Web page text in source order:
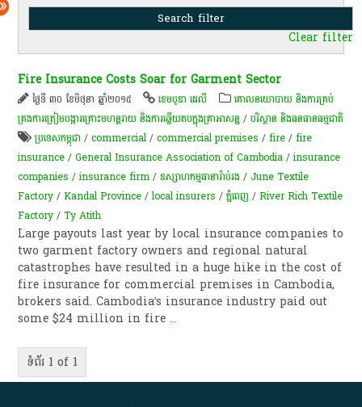
Clear filter
Fire Insurance Costs Soar for Garment Sector
ថ្ងៃទី ៣០ ខែមិថុនា ឆ្នាំ២០១៥ ខេមបូឌា ដេលី
គោលនយោបាយ និងការគ្រប់
គ្រងការត្រៀមបង្ការគ្រោះមហន្តរាយ និងការឆ្លើយតបក្នុងគ្រាអាសន្ន/បរិស្ថាន និងធនធានធម្មជាតិ
ប្រទេសកម្ពុជា /commercial /commercial premises /fire /fire
insurance /General Insurance Association of Cambodia /insurance
companies /insurance firm /ឧស្សាហកម្ម​ធានារ៉ាប់រង /June Textile
Factory /Kandal Province /local insurers /ភ្នំពេញ /River Rich Textile
Factory /Ty Atith
Large payouts last year by local insurance companies to
two garment factory owners and regional natural
catastrophes have resulted in a huge hike in the cost of
fire insurance for commercial premises in Cambodia,
brokers said. Cambodia’s insurance industry paid out
some $24 million in fire...
ទំព័រ 1 of 1